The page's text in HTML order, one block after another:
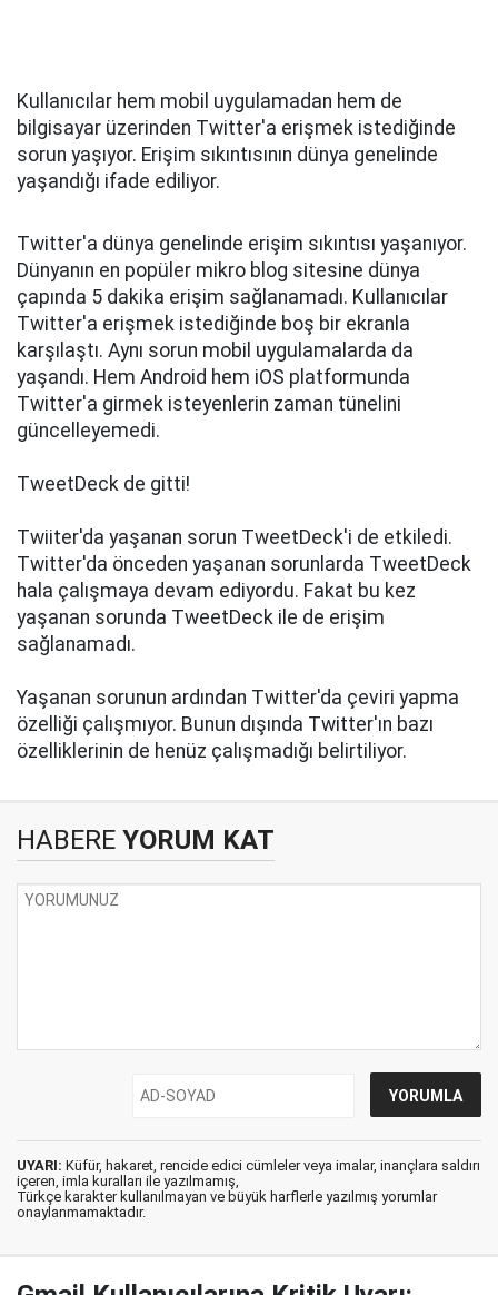
Kullanıcılar hem mobil uygulamadan hem de
bilgisayar üzerinden Twitter'a erişmek istediğinde
sorun yaşıyor. Erişim sıkıntısının dünya genelinde
yaşandığı ifade ediliyor.
Twitter'a dünya genelinde erişim sıkıntısı yaşanıyor.
Dünyanın en popüler mikro blog sitesine dünya
çapında 5 dakika erişim sağlanamadı. Kullanıcılar
Twitter'a erişmek istediğinde boş bir ekranla
karşılaştı. Aynı sorun mobil uygulamalarda da
yaşandı. Hem Android hem iOS platformunda
Twitter'a girmek isteyenlerin zaman tünelini
güncelleyemedi.
TweetDeck de gitti!
Twiiter'da yaşanan sorun TweetDeck'i de etkiledi.
Twitter'da önceden yaşanan sorunlarda TweetDeck
hala çalışmaya devam ediyordu. Fakat bu kez
yaşanan sorunda TweetDeck ile de erişim
sağlanamadı.
Yaşanan sorunun ardından Twitter'da çeviri yapma
özelliği çalışmıyor. Bunun dışında Twitter'ın bazı
özelliklerinin de henüz çalışmadığı belirtiliyor.
HABERE YORUM KAT
UYARI: Küfür, hakaret, rencide edici cümleler veya imalar, inançlara saldırı
içeren, imla kuralları ile yazılmamış,
Türkçe karakter kullanılmayan ve büyük harflerle yazılmış yorumlar
onaylanmamaktadır.